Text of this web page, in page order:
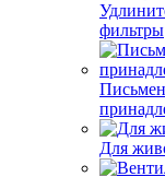
фильтры
Для